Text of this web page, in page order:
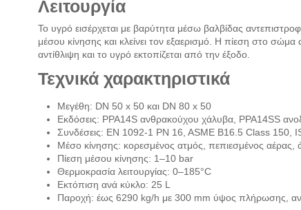
Λειτουργία
Το υγρό εισέρχεται με βαρύτητα μέσω βαλβίδας
μέσου κίνησης και κλείνει τον εξαερισμό. Η πίεση στο σώμα
αντίθλιψη και το υγρό εκτοπίζεται από την έξοδο.
Τεχνικά χαρακτηριστικά
Μεγέθη: DN 50 x 50 και DN 80 x 50
Εκδόσεις: PPA14S ανθρακούχου χάλυβα, PPA14SS
Συνδέσεις: EN 1092-1 PN 16, ASME B16.5 Class 150,
Μέσο κίνησης: κορεσμένος ατμός, πεπιεσμένος αέρας,
Πίεση μέσου κίνησης: 1–10 bar
Θερμοκρασία λειτουργίας: 0–185°C
Εκτόπιση ανά κύκλο: 25 L
Παροχή: έως 6290 kg/h με 300 mm ύψος πλήρωσης,